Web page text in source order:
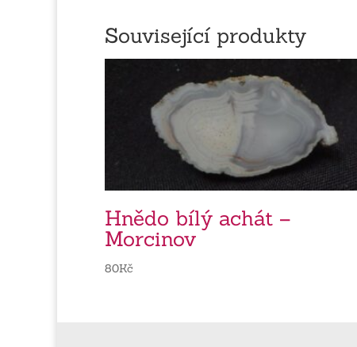
Související produkty
Hnědo bílý achát –
Morcinov
80Kč